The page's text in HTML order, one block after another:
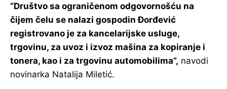
“Društvo sa ograničenom odgovornošću na
čijem čelu se nalazi gospodin Đorđević
registrovano je za kancelarijske usluge,
trgovinu, za uvoz i izvoz mašina za kopiranje i
tonera, kao i za trgovinu automobilima”, navodi
novinarka Natalija Miletić.